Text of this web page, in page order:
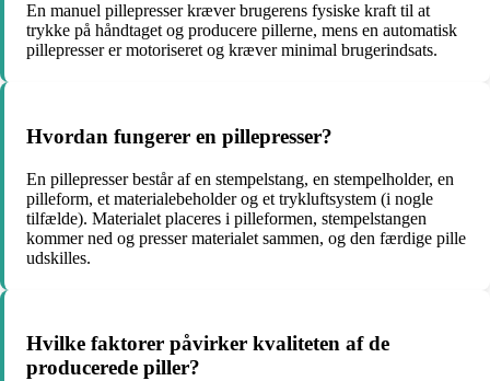
En manuel pillepresser kræver brugerens fysiske kraft til at
trykke på håndtaget og producere pillerne, mens en automatisk
pillepresser er motoriseret og kræver minimal brugerindsats.
Hvordan fungerer en pillepresser?
En pillepresser består af en stempelstang, en stempelholder, en
pilleform, et materialebeholder og et trykluftsystem (i nogle
tilfælde). Materialet placeres i pilleformen, stempelstangen
kommer ned og presser materialet sammen, og den færdige pille
udskilles.
Hvilke faktorer påvirker kvaliteten af de
producerede piller?